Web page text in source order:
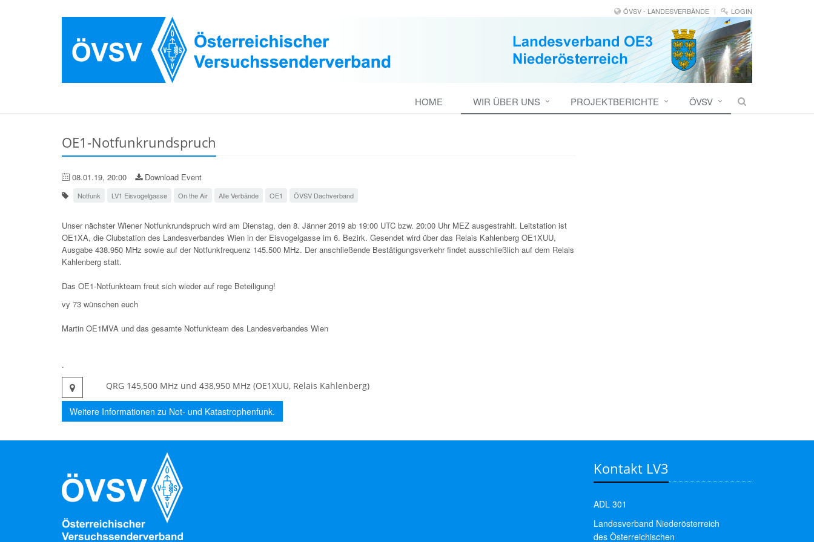
ÖVSV - LANDESVERBÄNDE LOGIN
HOME WIR ÜBER UNS PROJEKTBERICHTE ÖVSV
OE1-Notfunkrundspruch
08.01.19, 20:00 Download Event
Notfunk LV1 Eisvogelgasse On the Air Alle Verbände OE1 ÖVSV Dachverband
Unser nächster Wiener Notfunkrundspruch wird am Dienstag, den 8. Jänner 2019 ab 19:00 UTC bzw. 20:00 Uhr MEZ ausgestrahlt. Leitstation ist
OE1XA, die Clubstation des Landesverbandes Wien in der Eisvogelgasse im 6. Bezirk. Gesendet wird über das Relais Kahlenberg OE1XUU,
Ausgabe 438.950 MHz sowie auf der Notfunkfrequenz 145.500 MHz. Der anschließende Bestätigungsverkehr findet ausschließlich auf dem Relais
Kahlenberg statt.
Das OE1-Notfunkteam freut sich wieder auf rege Beteiligung!
vy 73 wünschen euch
Martin OE1MVA und das gesamte Notfunkteam des Landesverbandes Wien
.
QRG 145,500 MHz und 438,950 MHz (OE1XUU, Relais Kahlenberg)
Weitere Informationen zu Not- und Katastrophenfunk.
Kontakt LV3
ADL 301
Landesverband Niederösterreich
des Österreichischen